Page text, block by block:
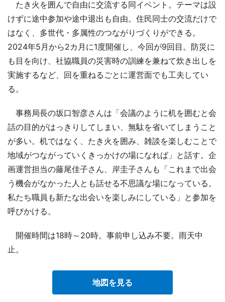
たき火を囲んで自由に交流する同イベント。テーマは設
けずに途中参加や途中退出も自由。住民同士の交流だけで
はなく、多世代・多属性のつながりづくりができる。
2024年5月から2カ月に1度開催し、今回が9回目。防災に
も目を向け、社協職員の災害時の訓練を兼ねて炊き出しを
実施するなど、回を重ねるごとに運営面でも工夫してい
る。
事務局長の坂口智彦さんは「会議のように机を囲むと会
話の目的がはっきりしてしまい、無駄を省いてしまうこと
が多い。机ではなく、たき火を囲み、雑談を楽しむことで
地域がつながっていくきっかけの場になれば」と話す。企
画運営担当の藤尾佳子さん、岸圭子さんも「これまで出会
う機会がなかった人とも話せる不思議な場になっている。
私たち職員も新たな出会いを楽しみにしている」と参加を
呼びかける。
開催時間は18時～20時。事前申し込み不要。雨天中
止。
地図を見る